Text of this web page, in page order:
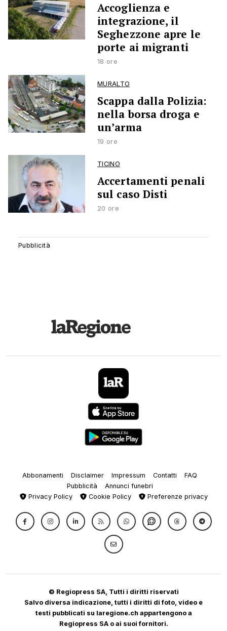
Accoglienza e
integrazione, il
Seghezzone apre le
porte ai migranti
18 ore
MURALTO
Scappa dalla Polizia:
nella borsa droga e
un’arma
19 ore
TICINO
Accertamenti penali
sul caso Disti
20 ore
Abbonamenti Disclaimer Impressum Contatti
FAQ
Pubblicità
Annunci funebri
Privacy Policy
Cookie Policy Preferenze privacy
© Regiopress SA, Tutti i diritti riservati
Salvo diversa indicazione, tutti i diritti di foto, video e
testi pubblicati su laregione.ch appartengono a
Regiopress SA o ai suoi fornitori.